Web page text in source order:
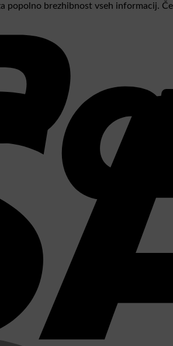
popolno brezhibnost vseh informacij.